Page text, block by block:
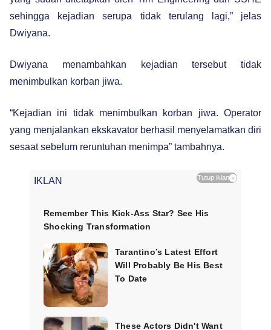
sehingga kejadian serupa tidak terulang lagi,” jelas
Dwiyana.
Dwiyana menambahkan kejadian tersebut tidak
menimbulkan korban jiwa.
“Kejadian ini tidak menimbulkan korban jiwa. Operator
yang menjalankan ekskavator berhasil menyelamatkan diri
sesaat sebelum reruntuhan menimpa” tambahnya.
IKLAN Tutup iklan ×